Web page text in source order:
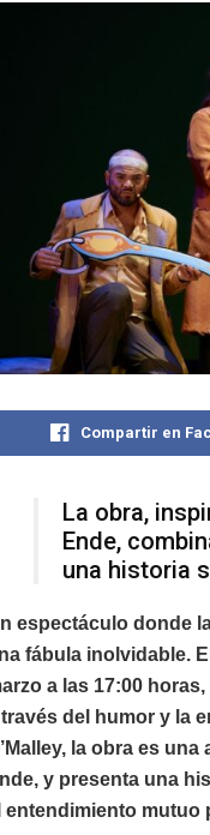
Compartir en
La obra,
Ende,
una historia
espectáculo donde
fábula inolvidable.
a las 17:00
del humor y la
la obra es una
y presenta una
entendimiento mutuo